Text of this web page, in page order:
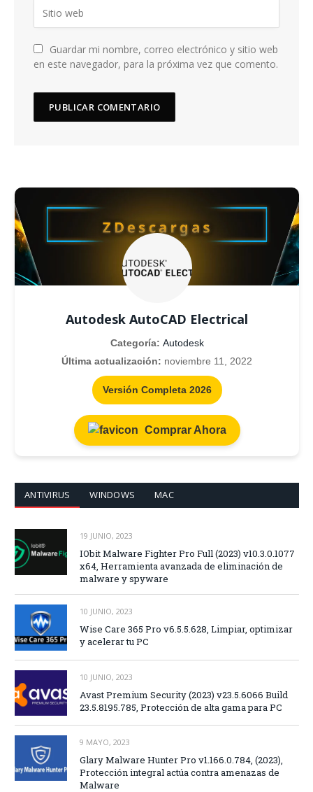
Guardar mi nombre, correo electrónico y sitio web
en este navegador, para la próxima vez que comento.
Autodesk AutoCAD Electrical
Categoría: Autodesk
Última actualización: noviembre 11, 2022
Versión Completa 2026
Comprar Ahora
ANTIVIRUS WINDOWS MAC
19 JUNIO, 2023
IObit Malware Fighter Pro Full (2023) v10.3.0.1077
x64, Herramienta avanzada de eliminación de
malware y spyware
10 JUNIO, 2023
Wise Care 365 Pro v6.5.5.628, Limpiar, optimizar
y acelerar tu PC
10 JUNIO, 2023
Avast Premium Security (2023) v23.5.6066 Build
23.5.8195.785, Protección de alta gama para PC
9 MAYO, 2023
Glary Malware Hunter Pro v1.166.0.784, (2023),
Protección integral actúa contra amenazas de
Malware